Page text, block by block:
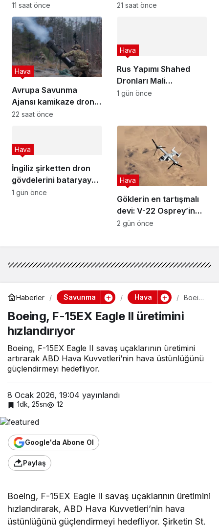
savaşta neden önemli?
11 saat önce yapay zeka hamlesi!
21 saat önce
Avrupa Savunma
Ajansı kamikaze dron
yarışması finalist
Hava
22 saat önce
Rus Yapımı Shahed
Dronları Mali
Sahasinda: Afrika’da
Hava
1 gün önce
İngiliz şirketten dron
gövdelerini bataryaya
dönüştüren hamle
Hava
1 gün önce
Göklerin en tartışmalı
devi: V-22 Osprey’in
sırları!
Hava
2 gün önce
Haberler Savunma Hava
Boeing
hızland
ırıyor
Boeing, F-15EX Eagle II üretimini
hızlandırıyor
Boeing, F-15EX Eagle II savaş uçaklarının üretimini
artırarak ABD Hava Kuvvetleri’nin hava üstünlüğünü
güçlendirmeyi hedefliyor.
8 Ocak 2026, 19:04 yayınlandı
1dk, 25sn 12
Google'da Abone Ol
Paylaş
Boeing, F-15EX Eagle II savaş uçaklarının üretimini
hızlandırarak, ABD Hava Kuvvetleri’nin hava
üstünlüğünü güçlendirmeyi hedefliyor. Şirketin St.